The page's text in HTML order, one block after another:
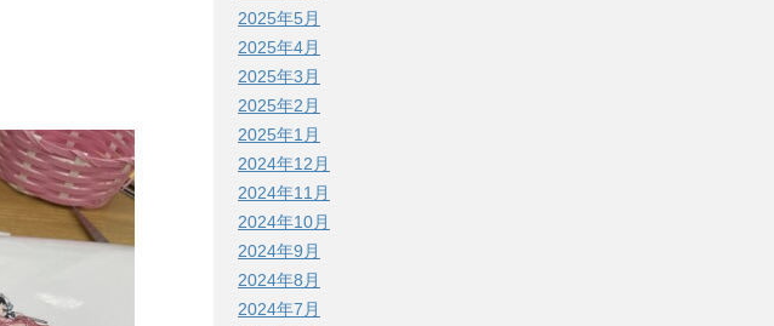
2025年5月
2025年4月
2025年3月
2025年2月
2025年1月
2024年12月
2024年11月
2024年10月
2024年9月
2024年8月
2024年7月